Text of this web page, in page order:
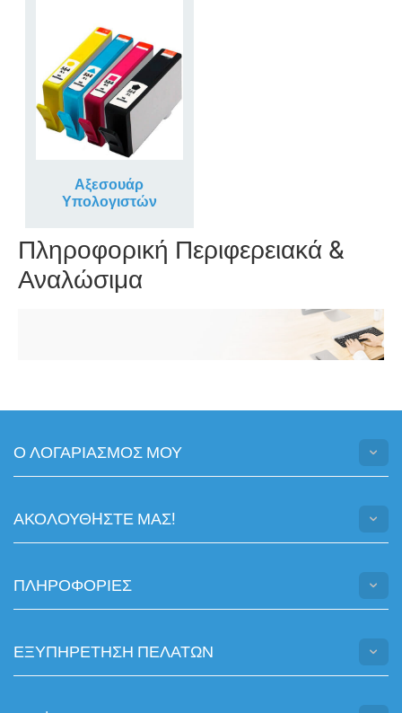
Αξεσουάρ
Υπολογιστών
Πληροφορική Περιφερειακά &
Αναλώσιμα
Ο ΛΟΓΑΡΙΑΣΜΟΣ ΜΟΥ
ΑΚΟΛΟΥΘHΣΤΕ ΜΑΣ!
ΠΛΗΡΟΦΟΡΙΕΣ
ΕΞΥΠΗΡΕΤΗΣΗ ΠΕΛΑΤΩΝ